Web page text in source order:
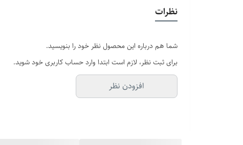
نظرات
شما هم درباره این محصول نظر خود را بنویسید.
برای ثبت نظر، لازم است ابتدا وارد حساب کاربری خود شوید.
افزودن نظر